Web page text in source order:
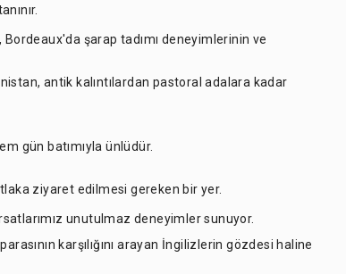
şarap tadımı deneyimlerinin ve
antik kalıntılardan pastoral adalara kadar
gün batımıyla ünlüdür.
ziyaret edilmesi gereken bir yer.
unutulmaz deneyimler sunuyor.
karşılığını arayan İngilizlerin gözdesi haline